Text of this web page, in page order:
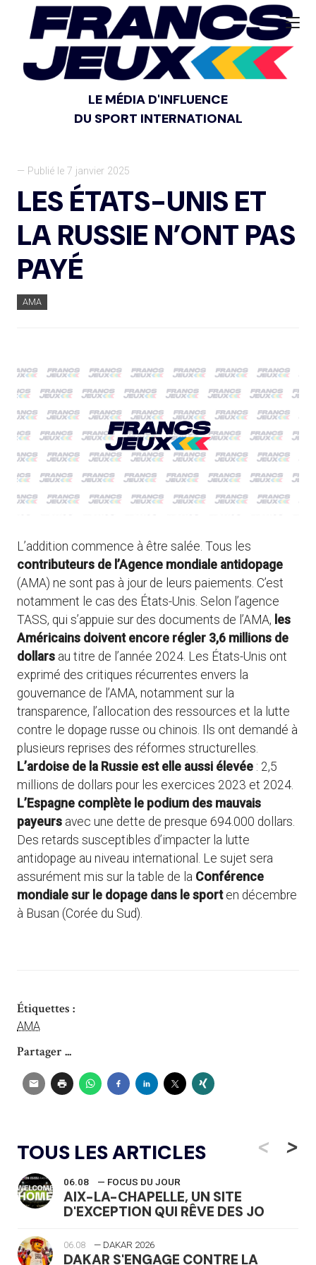
LE MÉDIA D'INFLUENCE
DU SPORT INTERNATIONAL
— Publié le 7 janvier 2025
LES ÉTATS-UNIS ET
LA RUSSIE N’ONT PAS
PAYÉ
AMA
L’addition commence à être salée. Tous les
contributeurs de l’Agence mondiale antidopage
(AMA) ne sont pas à jour de leurs paiements. C’est
notamment le cas des États-Unis. Selon l’agence
TASS, qui s’appuie sur des documents de l’AMA, les
Américains doivent encore régler 3,6 millions de
dollars au titre de l’année 2024. Les États-Unis ont
exprimé des critiques récurrentes envers la
gouvernance de l’AMA, notamment sur la
transparence, l’allocation des ressources et la lutte
contre le dopage russe ou chinois. Ils ont demandé à
plusieurs reprises des réformes structurelles.
L’ardoise de la Russie est elle aussi élevée : 2,5
millions de dollars pour les exercices 2023 et 2024.
L’Espagne complète le podium des mauvais
payeurs avec une dette de presque 694.000 dollars.
Des retards susceptibles d’impacter la lutte
antidopage au niveau international. Le sujet sera
assurément mis sur la table de la Conférence
mondiale sur le dopage dans le sporten décembre
à Busan (Corée du Sud).
Étiquettes :
AMA
Partager ...
TOUS LES ARTICLES <
06.08 — FOCUS DU JOUR
AIX-LA-CHAPELLE, UN SITE
D'EXCEPTION QUI RÊVE DES JO
06.08 — DAKAR 2026
DAKAR S'ENGAGE CONTRE LA
>